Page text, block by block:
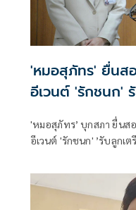
'หมอสุภัทร' ยื่นส
อีเวนต์ 'รักชนก'
'หมอสุภัทร’ บุกสภา ยื่นสอ
อีเวนต์ 'รักชนก' ’รับลูกเ